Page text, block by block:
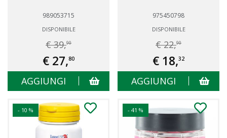
989053715
DISPONIBILE
€ 39,90
€ 27,80
AGGIUNGI
975450798
DISPONIBILE
€ 22,90
€ 18,32
AGGIUNGI
- 10 % - 41 %